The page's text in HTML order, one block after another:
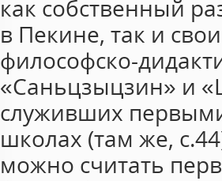
как собственный
в Пекине, так и
философско-
«Саньцзыцзин» и
служивших
школах (там же,
можно считать